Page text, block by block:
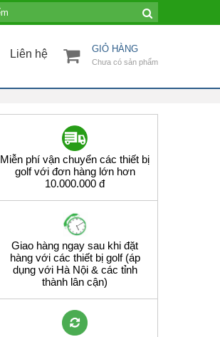
Liên hệ GIỎ HÀNG
Chưa có sản phẩm
Miễn phí vận chuyển các thiết bị
golf với đơn hàng lớn hơn
10.000.000 đ
Giao hàng ngay sau khi đặt
hàng với các thiết bị golf (áp
dụng với Hà Nội & các tỉnh
thành lân cận)